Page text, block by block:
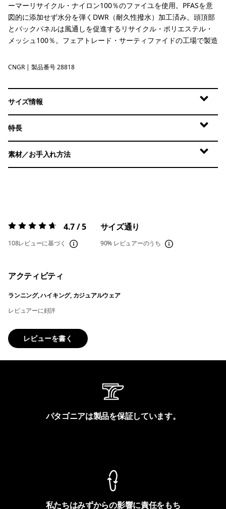
ーマーリサイクル・ナイロン100％のファイユを使用。PFASを意
図的に添加せず水分を弾くDWR（耐久性撥水）加工済み。頭頂部
とバックパネルは風通しを促進するリサイクル・ポリエステル・
メッシュ100％。フェアトレード・サーティファイドの工場で製造
Canopy Green
CNGR | 製品番号 28818
サイズ情報
特長
素材／お手入れ方法
評価:4.7 / 5 4.7 / 5
108レビューに基づく
サイズ通り
90% レビュアーのうち
アクティビティ
ランニング, ハイキング, カジュアルウェア
レビュアーに好評
レビューを書く
パタゴニアは製品を保証しています。
私たちはみずからの影響に責任をもち